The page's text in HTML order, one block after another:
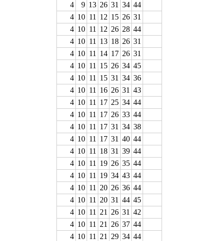
4
9 13 26 31 34 44
4 10 11 12 15 26 31
4 10 11 12 26 28 44
4 10 11 13 18 26 31
4 10 11 14 17 26 31
4 10 11 15 26 34 45
4 10 11 15 31 34 36
4 10 11 16 26 31 43
4 10 11 17 25 34 44
4 10 11 17 26 33 44
4 10 11 17 31 34 38
4 10 11 17 31 40 44
4 10 11 18 31 39 44
4 10 11 19 26 35 44
4 10 11 19 34 43 44
4 10 11 20 26 36 44
4 10 11 20 31 44 45
4 10 11 21 26 31 42
4 10 11 21 26 37 44
4 10 11 21 29 34 44